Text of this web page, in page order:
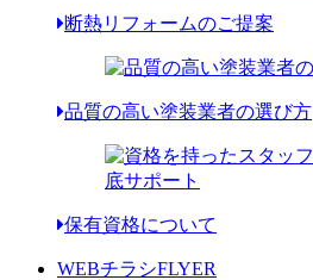
断熱リフォームのご提案
品質の高い塗装業者の選び方
保有資格について
WEBチラシFLYER